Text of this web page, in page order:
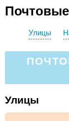
Улицы
Улицы